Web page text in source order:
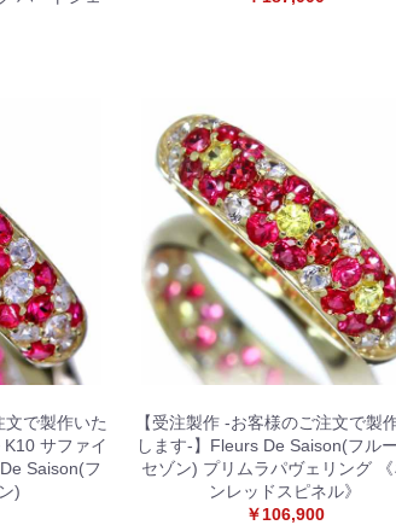
文で製作いた
サファイ
Saison(フ
)
【受注製作 -お客様のご注文で製
します-】Fleurs De Saison(フル
セゾン) プリムラパヴェリング
ンレッドスピネル》
￥106,900